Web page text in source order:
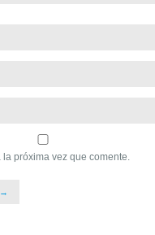
próxima vez que comente.